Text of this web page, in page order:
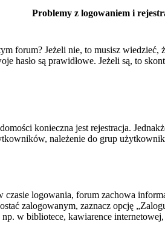
Problemy z logowaniem i
forum? Jeżeli nie, to musisz
są prawidłowe. Jeżeli są, to
konieczna jest rejestracja.
należenie do grup
czasie logowania, forum zachowa
zalogowanym, zaznacz opcję
w bibliotece, kawiarence